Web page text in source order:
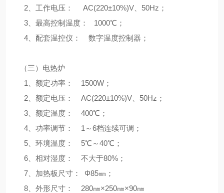
2、工作电压： AC(220±10%)V、50Hz；
3、最高控制温度： 1000℃；
4、配套温控仪： 数字温度控制器；
（三）电热炉
1、额定功率： 1500W；
2、额定电压： AC(220±10%)V、50Hz；
3、额定温度： 400℃；
4、功率调节： 1～6档连续可调；
5、环境温度： 5℃～40℃；
6、相对湿度： 不大于80%；
7、加热板尺寸： Φ85㎜；
8、外形尺寸： 280㎜×250㎜×90㎜